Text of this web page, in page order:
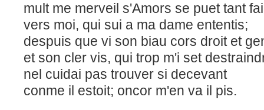
mult me merveil s'Amors se puet tant
vers moi, qui sui a ma dame ententis;
despuis que vi son biau cors droit et
et son cler vis, qui trop m'i set
nel cuidai pas trouver si decevant
conme il estoit; oncor m'en va il